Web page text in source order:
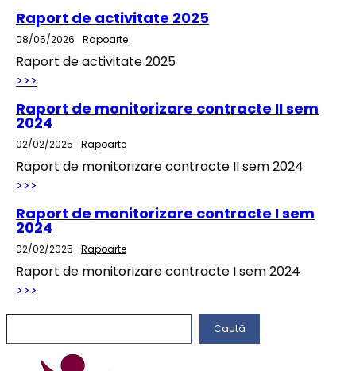
Raport de activitate 2025
08/05/2026 Rapoarte
Raport de activitate 2025
>>>
Raport de monitorizare contracte II sem
2024
02/02/2025 Rapoarte
Raport de monitorizare contracte II sem 2024
>>>
Raport de monitorizare contracte I sem
2024
02/02/2025 Rapoarte
Raport de monitorizare contracte I sem 2024
>>>
a
Caută